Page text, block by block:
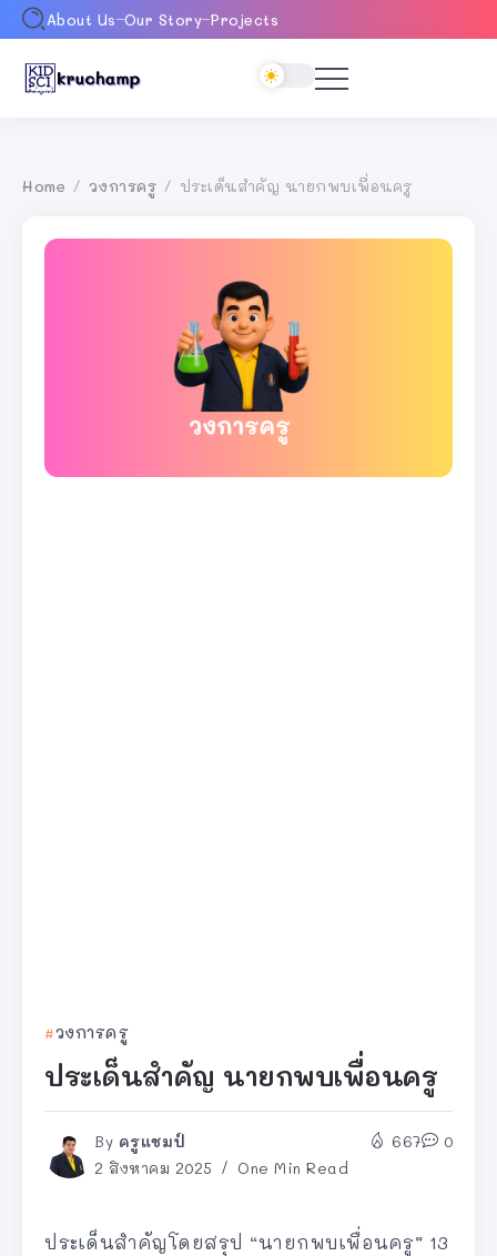
About Us Our Story Projects
Home / วงการครู / ประเด็นสำคัญ นายกพบเพื่อนครู
วงการครู
ประเด็นสำคัญ นายกพบเพื่อนครู
By ครูแชมป์
2 สิงหาคม 2025
One Min Read
667 0
ประเด็นสำคัญโดยสรุป “นายกพบเพื่อนครู” 13